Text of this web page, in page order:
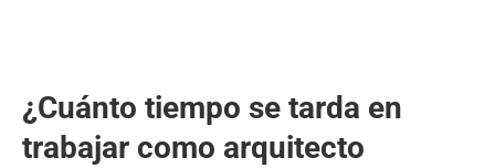
¿Cuánto tiempo se tarda en
trabajar como arquitecto